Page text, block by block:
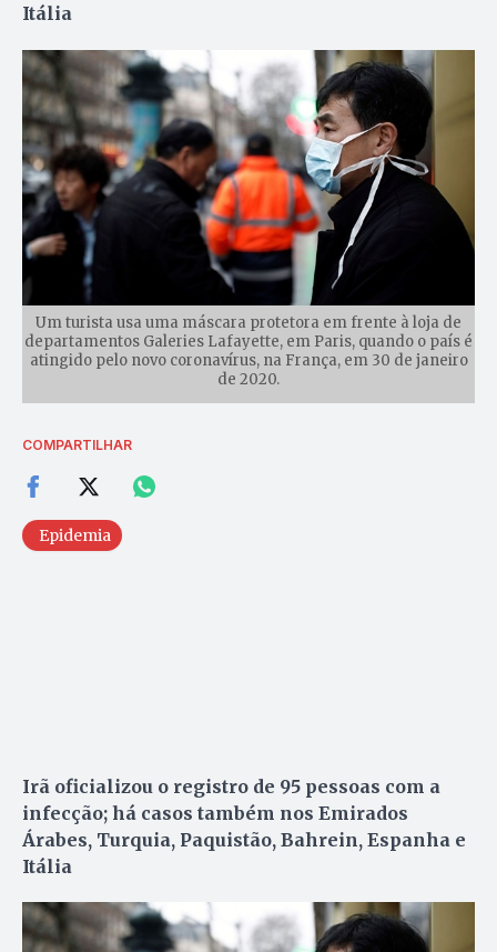
Itália
Um turista usa uma máscara protetora em frente à loja de
departamentos Galeries Lafayette, em Paris, quando o país é
atingido pelo novo coronavírus, na França, em 30 de janeiro
de 2020.
COMPARTILHAR
Epidemia
Irã oficializou o registro de 95 pessoas com a
infecção; há casos também nos Emirados
Árabes, Turquia, Paquistão, Bahrein, Espanha e
Itália